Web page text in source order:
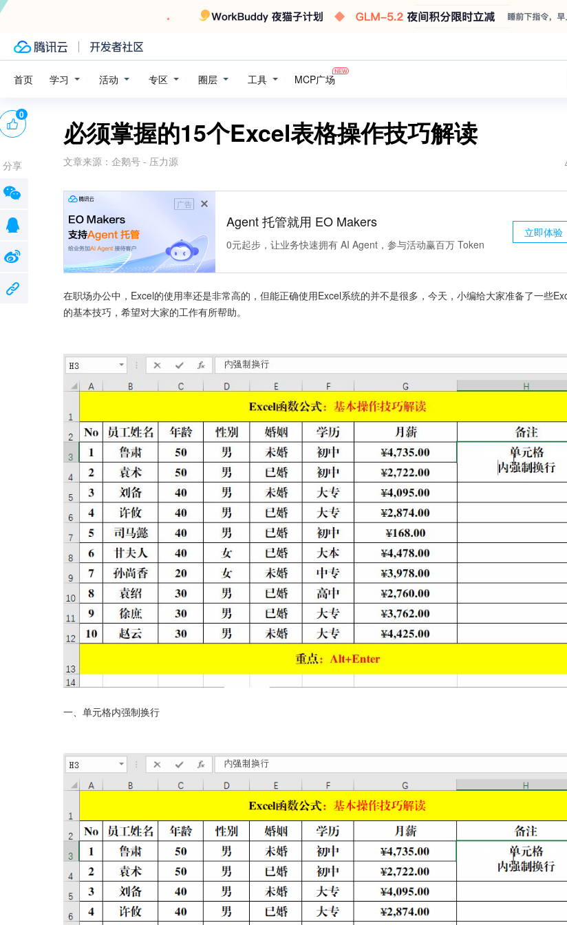
首页 学习 活动 专区 圈层 工具 MCP广场
必须掌握的15个Excel表格操作技巧解读
文章来源： 企鹅号 - 压力源
广告
Agent 托管就用 EO Makers
0元起步，让业务快速拥有 AI Agent，参与活动赢百万 Token
立即体验
在职场办公中，Excel的使用率还是非常高的，但能正确使用Excel系统的并不是很多，今天，小编给大家准备了一些
的基本技巧，希望对大家的工作有所帮助。
一、单元格内强制换行
0
分享